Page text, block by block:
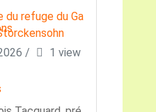
du refuge du Ga
/
1 view